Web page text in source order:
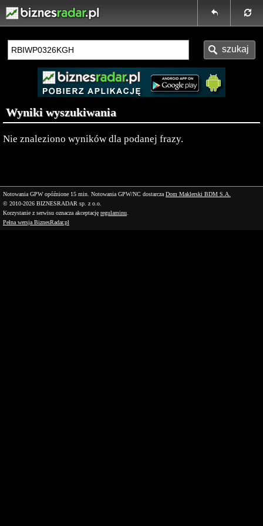
Wyniki wyszukiwania
Nie znaleziono wyników dla podanej frazy.
Notowania GPW opóźnione 15 min. Notowania GPW/NC dostarcza Dom Maklerski BDM S.A.
© 2010-2026 BIZNESRADAR sp. z o.o.
Korzystanie z serwisu oznacza akceptację regulaminu
Pełna wersja BiznesRadar.pl